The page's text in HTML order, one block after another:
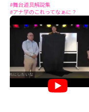
#舞台道具解説集
#アナ学のこれってなぁに？